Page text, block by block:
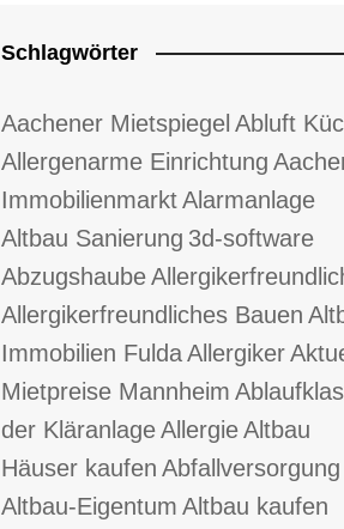
Schlagwörter
Aachener Mietspiegel Abluft
Allergenarme Einrichtung
ImmobilienmarktAlarmanlage
Altbau Sanierung 3d-software
Abzugshaube
Allergikerfreundliches Bauen
Immobilien FuldaAllergiker
Mietpreise Mannheim
der KläranlageAllergieAltbau
Häuser kaufen Abfallversorgung
Altbau-Eigentum Altbau kaufen